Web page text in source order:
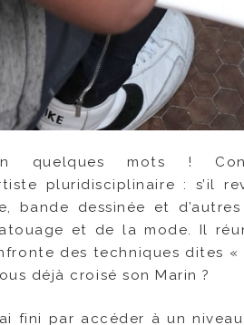
quelques mots !
pluridisciplinaire : s’il
bande dessinée et
et de la mode. Il
des techniques dites «
déjà croisé son Marin ?
fini par accéder à un